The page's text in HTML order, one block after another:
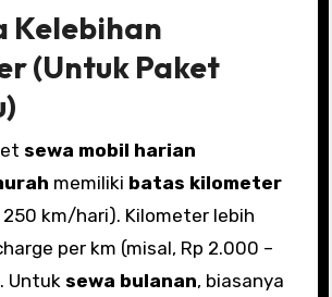
Kelebihan
(Untuk Paket
sewa mobil harian
memiliki batas kilometer
250 km/hari). Kilometer lebih
per km (misal, Rp 2.000 –
Untuk sewa bulanan, biasanya